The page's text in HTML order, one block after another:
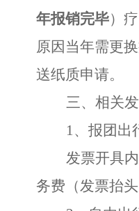
年报销完毕）
原因当年需更
送纸质申请。
三、相关
1、报团出
发票开具
务费（发票抬